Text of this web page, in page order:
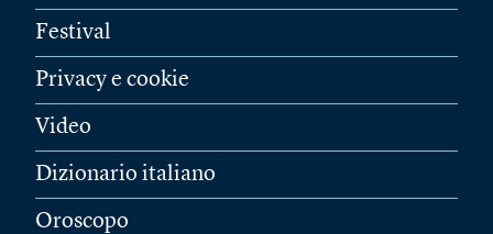
Festival
Privacy e cookie
Video
Dizionario italiano
Oroscopo